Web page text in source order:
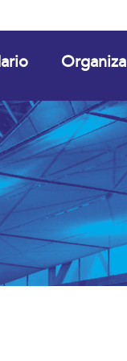
Organiza